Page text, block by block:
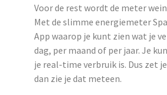
Voor de rest wordt de meter
Met de slimme energiemeter
App waarop je kunt zien wat je
dag, per maand of per jaar. Je
je real-time verbruik is. Dus zet
dan zie je dat meteen.